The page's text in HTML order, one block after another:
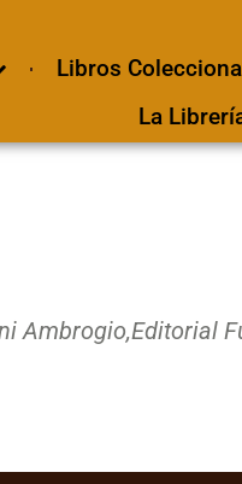
Libros
La
Ambrogio,Editorial